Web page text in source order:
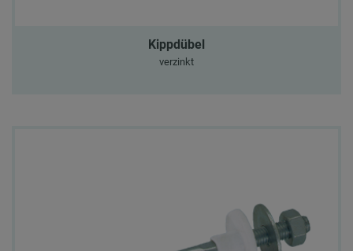
Kippdübel
verzinkt